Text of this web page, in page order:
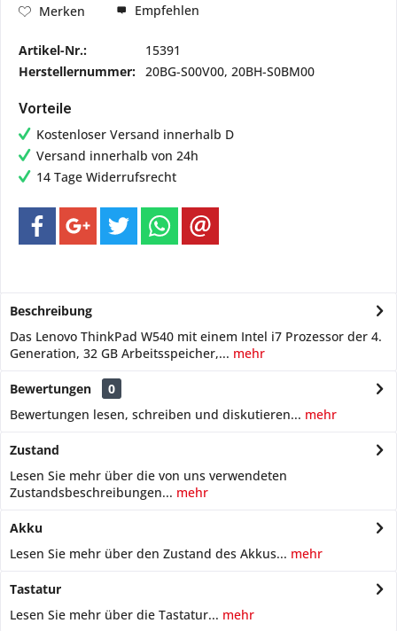
Merken Empfehlen
Artikel-Nr.:
15391
Herstellernummer: 20BG-S00V00, 20BH-S0BM00
Vorteile
Kostenloser Versand innerhalb D
Versand innerhalb von 24h
14 Tage Widerrufsrecht
Beschreibung
Das Lenovo ThinkPad W540 mit einem Intel i7 Prozessor der 4.
Generation, 32 GB Arbeitsspeicher,... mehr
Bewertungen
0
Bewertungen lesen, schreiben und diskutieren... mehr
Zustand
Lesen Sie mehr über die von uns verwendeten
Zustandsbeschreibungen... mehr
Akku
Lesen Sie mehr über den Zustand des Akkus... mehr
Tastatur
Lesen Sie mehr über die Tastatur... mehr